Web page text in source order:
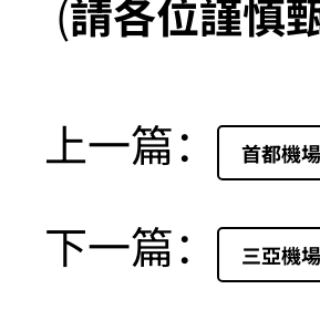
(請各位謹慎
上一篇： 首都機
下一篇： 三亞機